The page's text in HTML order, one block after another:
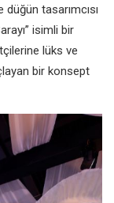
tasarımcısı
isimli bir
lüks ve
bir konsept